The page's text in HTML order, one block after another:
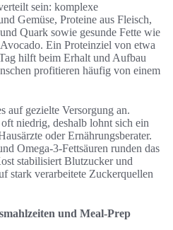
sein: komplexe
Gemüse, Proteine aus Fleisch,
Quark sowie gesunde Fette wie
Ein Proteinziel von etwa
hilft beim Erhalt und Aufbau
profitieren häufig von einem
auf gezielte Versorgung an.
niedrig, deshalb lohnt sich ein
oder Ernährungsberater.
Omega-3-Fettsäuren runden das
stabilisiert Blutzucker und
stark verarbeitete Zuckerquellen
und Meal-Prep